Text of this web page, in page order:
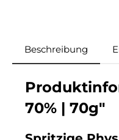
Beschreibung
70% | 70g"